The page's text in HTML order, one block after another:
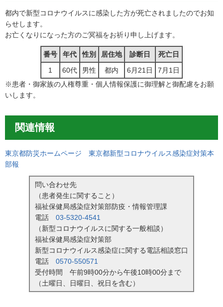
都内で新型コロナウイルスに感染した方が死亡されましたのでお知
らせします。
お亡くなりになった方のご冥福をお祈り申し上げます。
番号 年代 性別 居住地 診断日
死亡日
1
60代 男性 都内 6月21日
7月1日
※患者・御家族の人権尊重・個人情報保護に御理解と御配慮をお願
いします。
関連情報
東京都防災ホームページ 東京都新型コロナウイルス感染症対策本
部報
問い合わせ先
（患者発生に関すること）
福祉保健局感染症対策部防疫・情報管理課
電話 03-5320-4541
（新型コロナウイルスに関する一般相談）
福祉保健局感染症対策部
新型コロナウイルス感染症に関する電話相談窓口
電話 0570-550571
受付時間 午前9時00分から午後10時00分まで
（土曜日、日曜日、祝日を含む）